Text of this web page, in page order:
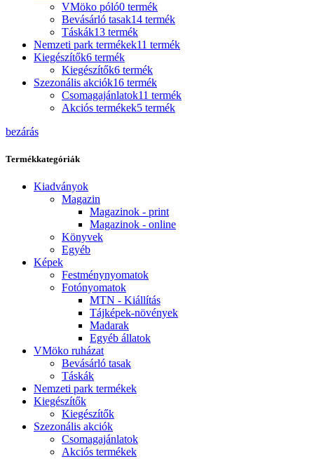
VMöko póló0 termék
Bevásárló tasak14 termék
Táskák13 termék
Nemzeti park termékek11 termék
Kiegészítők6 termék
Kiegészítők6 termék
Szezonális akciók16 termék
Csomagajánlatok11 termék
Akciós termékek5 termék
bezárás
Termékkategóriák
Kiadványok
Magazin
Magazinok - print
Magazinok - online
Könyvek
Egyéb
Képek
Festménynyomatok
Fotónyomatok
MTN - Kiállítás
Tájképek-növények
Madarak
Egyéb állatok
VMöko ruházat
Bevásárló tasak
Táskák
Nemzeti park termékek
Kiegészítők
Kiegészítők
Szezonális akciók
Csomagajánlatok
Akciós termékek